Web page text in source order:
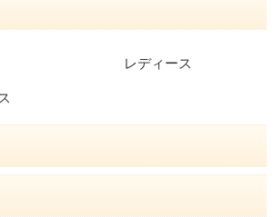
レディース